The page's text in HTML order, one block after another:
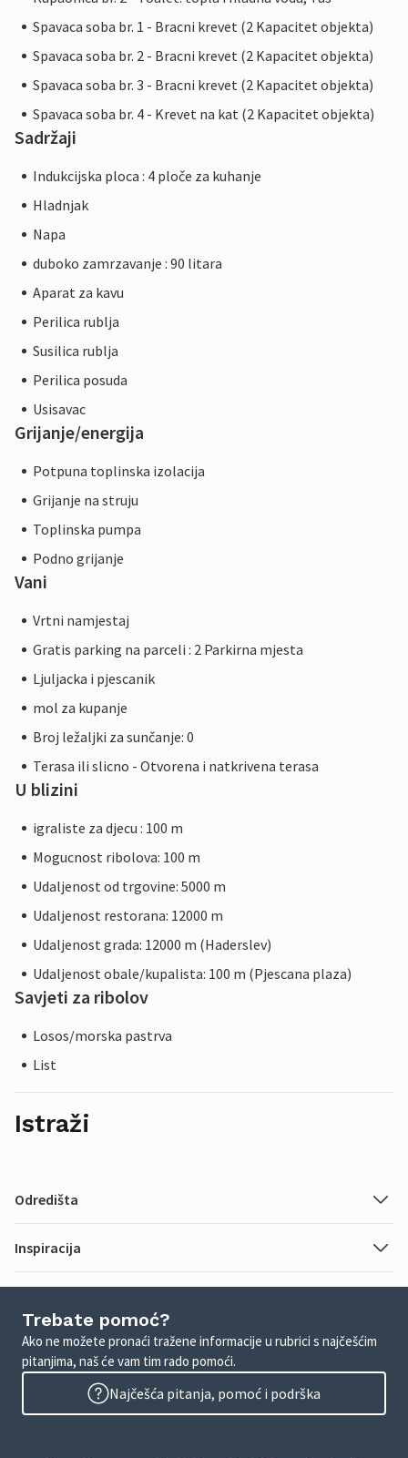
Spavaca soba br. 1 - Bracni krevet (2 Kapacitet objekta)
Spavaca soba br. 2 - Bracni krevet (2 Kapacitet objekta)
Spavaca soba br. 3 - Bracni krevet (2 Kapacitet objekta)
Spavaca soba br. 4 - Krevet na kat (2 Kapacitet objekta)
Sadržaji
Indukcijska ploca : 4 ploče za kuhanje
Hladnjak
Napa
duboko zamrzavanje : 90 litara
Aparat za kavu
Perilica rublja
Susilica rublja
Perilica posuda
Usisavac
Grijanje/energija
Potpuna toplinska izolacija
Grijanje na struju
Toplinska pumpa
Podno grijanje
Vani
Vrtni namjestaj
Gratis parking na parceli : 2 Parkirna mjesta
Ljuljacka i pjescanik
mol za kupanje
Broj ležaljki za sunčanje: 0
Terasa ili slicno - Otvorena i natkrivena terasa
U blizini
igraliste za djecu : 100 m
Mogucnost ribolova: 100 m
Udaljenost od trgovine: 5000 m
Udaljenost restorana: 12000 m
Udaljenost grada: 12000 m (Haderslev)
Udaljenost obale/kupalista: 100 m (Pjescana plaza)
Savjeti za ribolov
Losos/morska pastrva
List
Istraži
Odredišta
Inspiracija
Trebate pomoć?
Ako ne možete pronaći tražene informacije u rubrici s najčešćim
pitanjima, naš će vam tim rado pomoći.
Najčešća pitanja, pomoć i podrška